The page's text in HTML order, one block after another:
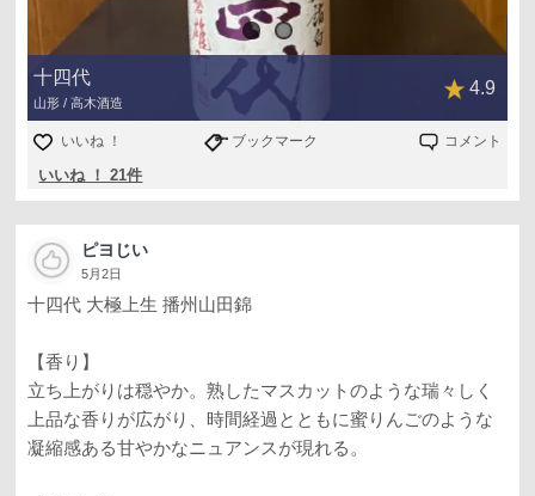
十四代
山形 / 高木酒造
4.9
いいね ！ ブックマーク コメント
いいね ！ 21件
ピヨじい
5月2日
十四代 大極上生 播州山田錦
【香り】
立ち上がりは穏やか。熟したマスカットのような瑞々しく
上品な香りが広がり、時間経過とともに蜜りんごのような
凝縮感ある甘やかなニュアンスが現れる。